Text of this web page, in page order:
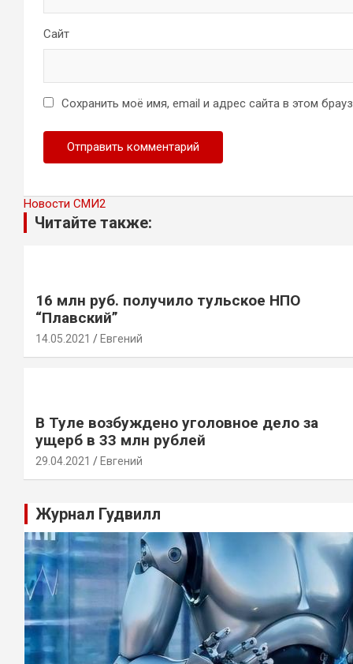
Сайт
Сохранить моё имя, email и адрес сайта в этом
Новости СМИ2
Читайте также:
16 млн руб. получило тульское НПО
“Плавский”
14.05.2021 Евгений
В Туле возбуждено уголовное дело за
ущерб в 33 млн рублей
29.04.2021 Евгений
Журнал Гудвилл